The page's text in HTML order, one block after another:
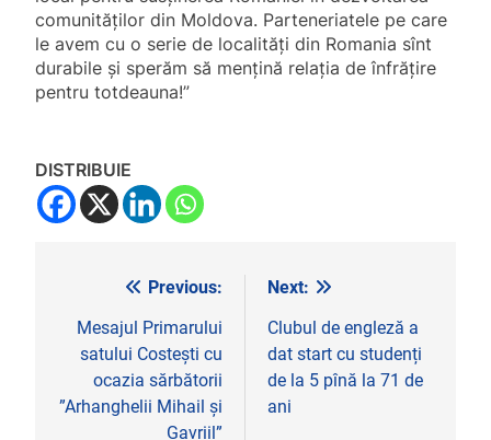
comunităților din Moldova. Parteneriatele pe care
le avem cu o serie de localități din Romania sînt
durabile și sperăm să mențină relația de înfrățire
pentru totdeauna!”
DISTRIBUIE
Navigare
articole
Previous:
Mesajul Primarului
satului Costești cu
ocazia sărbătorii
”Arhanghelii Mihail și
Gavriil”
Next:
Clubul de engleză a
dat start cu studenți
de la 5 pînă la 71 de
ani